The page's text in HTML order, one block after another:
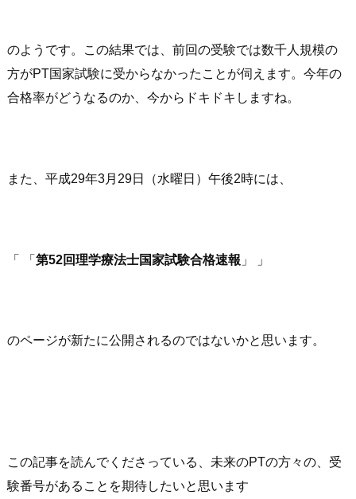
のようです。この結果では、前回の受験では数千人規模の
方がPT国家試験に受からなかったことが伺えます。今年の
合格率がどうなるのか、今からドキドキしますね。
また、平成29年3月29日（水曜日）午後2時には、
「 第52回理学療法士国家試験合格速報 」
のページが新たに公開されるのではないかと思います。
この記事を読んでくださっている、未来のPTの方々の、受
験番号があることを期待したいと思います